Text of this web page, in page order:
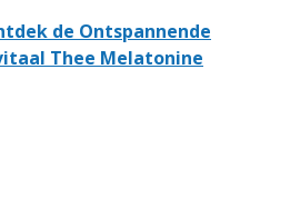
de Ontspannende
Thee Melatonine